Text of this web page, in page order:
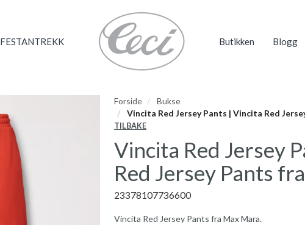
FESTANTREKK Butikken Blogg
Forside
Bukse
Vincita Red Jersey Pants | Vincita Red
TILBAKE
Vincita Red Jersey
Red Jersey Pants
23378107736600
Vincita Red Jersey Pants fra Max Mara.